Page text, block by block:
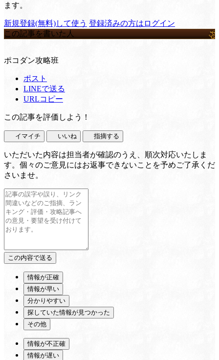
ます。
新規登録(無料)して使う 登録済みの方はログイン
この記事を書いた人
ポコダン攻略班
ポスト
LINEで送る
URLコピー
この記事を評価しよう！
イマイチ いいね 指摘する
いただいた内容は担当者が確認のうえ、順次対応いたしま
す。個々のご意見にはお返事できないことを予めご了承くだ
さいませ。
情報が正確
情報が早い
分かりやすい
探していた情報が見つかった
その他
情報が不正確
情報が遅い